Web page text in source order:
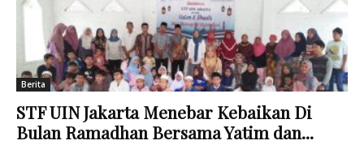
Berita
STF UIN Jakarta Menebar Kebaikan Di
Bulan Ramadhan Bersama Yatim dan...